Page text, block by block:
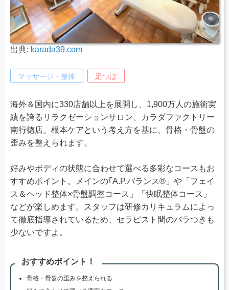
出典: karada39.com
マッサージ・整体 足つぼ
海外＆国内に330店舗以上を展開し、1,900万人の施術実
績を誇るリラクゼーションサロン、カラダファクトリー
南行徳店。根本ケアという考え方を基に、骨格・骨盤の
歪みを整えられます。
好みやボディの状態に合わせて選べる多彩なコースもお
すすめポイント。メインの｢A.P.バランス®」や「フェイ
ス＆ヘッド整体×骨盤調整コース」「快眠整体コース」
などが楽しめます。スタッフは研修カリキュラムによっ
て徹底指導されているため、セラピスト間のバラつきも
少ないですよ。
おすすめポイント！
骨格・骨盤の歪みを整えられる